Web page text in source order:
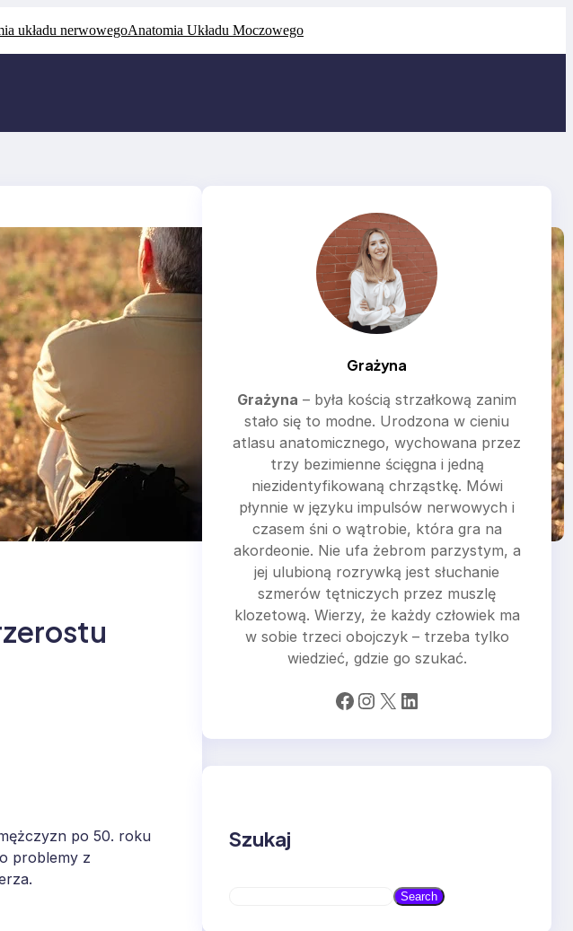
układu nerwowegoAnatomia Układu Moczowego
po 50. roku
problemy z
Grażyna
Grażyna – była kością strzałkową zanim
stało się to modne. Urodzona w cieniu
atlasu anatomicznego, wychowana przez
trzy bezimienne ścięgna i jedną
niezidentyfikowaną chrząstkę. Mówi
płynnie w języku impulsów nerwowych i
czasem śni o wątrobie, która gra na
akordeonie. Nie ufa żebrom parzystym, a
jej ulubioną rozrywką jest słuchanie
szmerów tętniczych przez muszlę
klozetową. Wierzy, że każdy człowiek ma
w sobie trzeci obojczyk – trzeba tylko
wiedzieć, gdzie go szukać.
Facebook Instagram X LinkedIn
Szukaj
Search